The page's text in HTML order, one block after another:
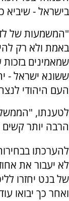
בישראל - שיביא
"המשמעות של
באמת ולא רק
שמאמינים בזכות
ששונא ישראל -
העם היהודי
לטענתו,
הרבה יותר
להערכתו
לא יעבור את
של בנט יחזרו
ואחר כך יבואו